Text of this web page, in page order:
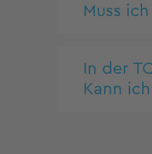
Muss
In der
Kann